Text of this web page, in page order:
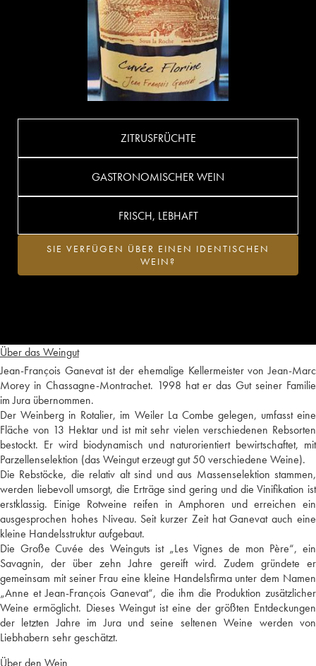
Über das Weingut
Jean-François Ganevat ist der ehemalige Kellermeister von Jean-Marc
Morey in Chassagne-Montrachet. 1998 hat er das Gut seiner Familie
im Jura übernommen.
Der Weinberg in Rotalier, im Weiler La Combe gelegen, umfasst eine
Fläche von 13 Hektar und ist mit sehr vielen verschiedenen Rebsorten
bestockt. Er wird biodynamisch und naturorientiert bewirtschaftet, mit
Parzellenselektion (das Weingut erzeugt gut 50 verschiedene Weine).
Die Rebstöcke, die relativ alt sind und aus Massenselektion stammen,
werden liebevoll umsorgt, die Erträge sind gering und die Vinifikation ist
erstklassig. Einige Rotweine reifen in Amphoren und erreichen ein
ausgesprochen hohes Niveau. Seit kurzer Zeit hat Ganevat auch eine
kleine Handelsstruktur aufgebaut.
Die Große Cuvée des Weinguts ist „Les Vignes de mon Père“, ein
Savagnin, der über zehn Jahre gereift wird. Zudem gründete er
gemeinsam mit seiner Frau eine kleine Handelsfirma unter dem Namen
„Anne et Jean-François Ganevat“, die ihm die Produktion zusätzlicher
Weine ermöglicht. Dieses Weingut ist eine der größten Entdeckungen
der letzten Jahre im Jura und seine seltenen Weine werden von
Liebhabern sehr geschätzt.
Über den Wein
ZITRUSFRÜCHTE
GASTRONOMISCHER WEIN
FRISCH, LEBHAFT
SIE VERFÜGEN ÜBER EINEN IDENTISCHEN
WEIN?